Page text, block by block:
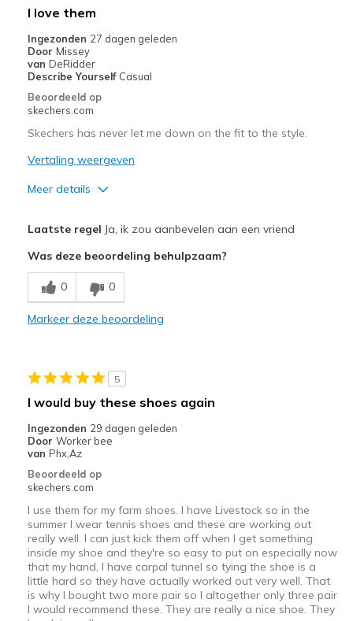
Sizing
I love them
Ingezonden 27 dagen geleden
Door Missey
van DeRidder
Describe Yourself Casual
Beoordeeld op
skechers.com
Skechers has never let me down on the fit to the style.
Vertaling weergeven
Meer details
Breathe Well
Comfortable
Beste toepassingen
Going Out
Travel
Width
Feels true to width
Sizing
Feels true to size
View On Shoes
I'm Into Shoes
Laatste regel Ja, ik zou aanbevelen aan een vriend
Was deze beoordeling behulpzaam?
0 0
Markeer deze beoordeling
5
I would buy these shoes again
Ingezonden 29 dagen geleden
Door Worker bee
van Phx,Az
Beoordeeld op
skechers.com
I use them for my farm shoes. I have Livestock so in the
summer I wear tennis shoes and these are working out
really well. I can just kick them off when I get something
inside my shoe and they're so easy to put on especially now
that my hand, I have carpal tunnel so tying the shoe is a
little hard so they have actually worked out very well. That
is why I bought two more pair so I altogether only three pair
I would recommend these. They are really a nice shoe. They